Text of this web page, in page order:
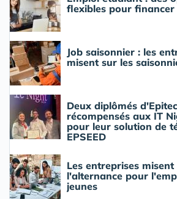
flexibles pour
Job saisonnier : les
misent sur les
Deux diplômés
récompensés aux IT
pour leur solution de
EPSEED
Les entreprises misent
l'alternance pour
jeunes